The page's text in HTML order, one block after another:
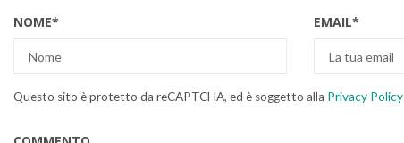
NOME* EMAIL*
Questo sito è protetto da reCAPTCHA, ed è soggetto alla Privacy Policy